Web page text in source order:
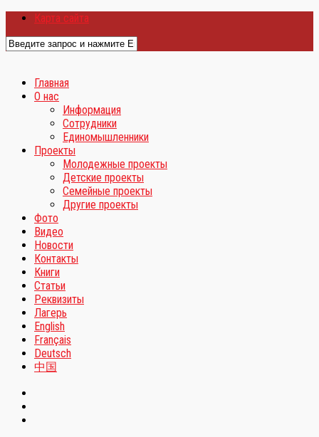
Карта сайта
Главная
О нас
Информация
Сотрудники
Единомышленники
Проекты
Молодежные проекты
Детские проекты
Семейные проекты
Другие проекты
Фото
Видео
Новости
Контакты
Книги
Статьи
Реквизиты
Лагерь
English
Français
Deutsch
中国